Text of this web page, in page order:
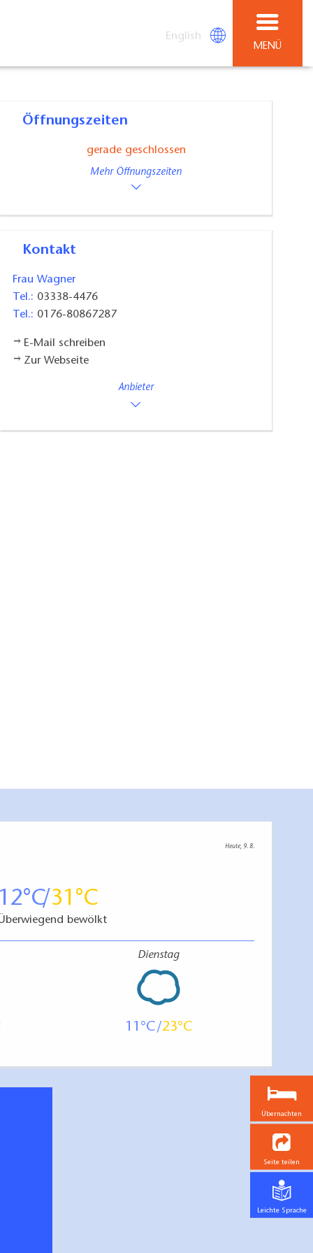
English
MENÜ
Öffnungszeiten
gerade geschlossen
Mehr Öffnungszeiten
Kontakt
Frau Wagner
Tel.: 03338-4476
Tel.: 0176-80867287
E-Mail schreiben
Zur Webseite
Anbieter
Heute, 9. 8.
12 31
bewölkt
Dienstag
11 23
Übernachten
Seite teilen
Leichte Sprache